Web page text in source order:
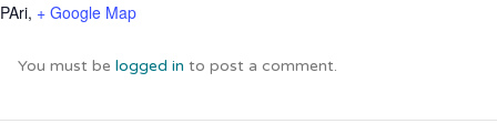
PAri, + Google Map
You must be logged in to post a comment.